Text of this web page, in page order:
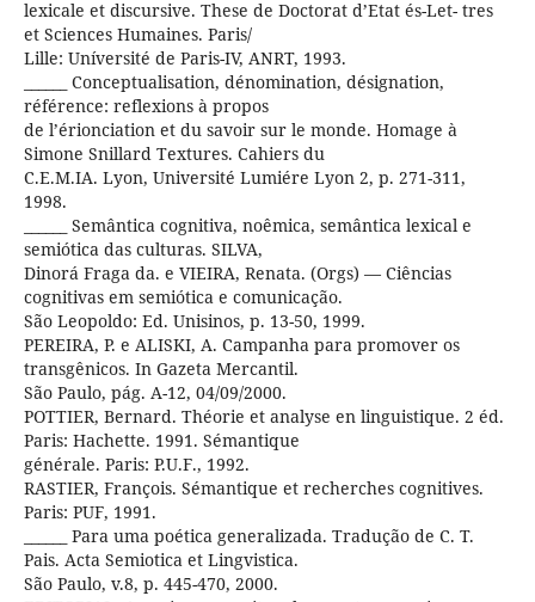
lexicale et discursive. These de Doctorat d’Etat és-Let- tres
et Sciences Humaines. Paris/
Lille: Uníversité de Paris-IV, ANRT, 1993.
______ Conceptualisation, dénomination, désignation,
référence: reflexions à propos
de l’érionciation et du savoir sur le monde. Homage à
Simone Snillard Textures. Cahiers du
C.E.M.IA. Lyon, Université Lumiére Lyon 2, p. 271-311,
1998.
______ Semântica cognitiva, noêmica, semântica lexical e
semiótica das culturas. SILVA,
Dinorá Fraga da. e VIEIRA, Renata. (Orgs) — Ciências
cognitivas em semiótica e comunicação.
São Leopoldo: Ed. Unisinos, p. 13-50, 1999.
PEREIRA, P. e ALISKI, A. Campanha para promover os
transgênicos. In Gazeta Mercantil.
São Paulo, pág. A-12, 04/09/2000.
POTTIER, Bernard. Théorie et analyse en linguistique. 2 éd.
Paris: Hachette. 1991. Sémantique
générale. Paris: P.U.F., 1992.
RASTIER, François. Sémantique et recherches cognitives.
Paris: PUF, 1991.
______ Para uma poética generalizada. Tradução de C. T.
Pais. Acta Semiotica et Lingvistica.
São Paulo, v.8, p. 445-470, 2000.